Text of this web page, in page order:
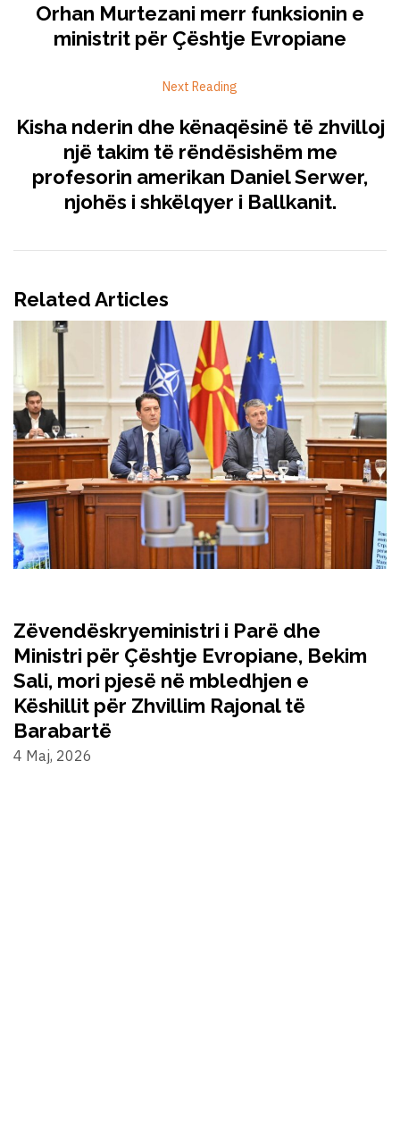
Orhan Murtezani merr funksionin e
ministrit për Çështje Evropiane
Next Reading
Kisha nderin dhe kënaqësinë të zhvilloj
një takim të rëndësishëm me
profesorin amerikan Daniel Serwer,
njohës i shkëlqyer i Ballkanit.
Related Articles
Zëvendëskryeministri i Parë dhe
Ministri për Çështje Evropiane, Bekim
Sali, mori pjesë në mbledhjen e
Këshillit për Zhvillim Rajonal të
Barabartë
4 Maj, 2026